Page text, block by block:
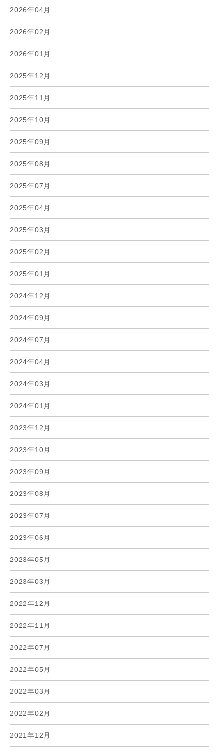
2026年04月
2026年02月
2026年01月
2025年12月
2025年11月
2025年10月
2025年09月
2025年08月
2025年07月
2025年04月
2025年03月
2025年02月
2025年01月
2024年12月
2024年09月
2024年07月
2024年04月
2024年03月
2024年01月
2023年12月
2023年10月
2023年09月
2023年08月
2023年07月
2023年06月
2023年05月
2023年03月
2022年12月
2022年11月
2022年07月
2022年05月
2022年03月
2022年02月
2021年12月